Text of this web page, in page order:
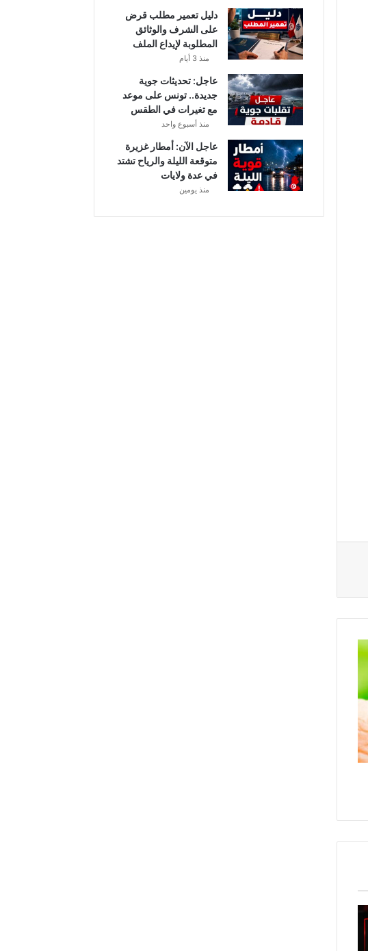
ر
ي
أ
ب
ل
إ
ي
ق
ي
ا
دليل تعمير مطلب قرض
على الشرف والوثائق
المطلوبة لإيداع الملف
منذ 3 أيام
عاجل: تحديثات جوية
جديدة.. تونس على موعد
مع تغيرات في الطقس
منذ أسبوع واحد
عاجل الآن: أمطار غزيرة
متوقعة الليلة والرياح تشتد
في عدة ولايات
منذ يومين